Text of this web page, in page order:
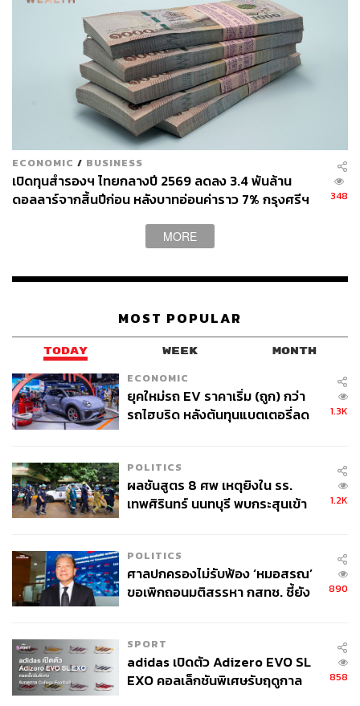
Congress) หรือเรียกย่อๆ ว่าพรรคคองเกรส ซึ่งเป็นพรรคฝ่าย
ค้านหลัก ที่ในอดีตเคยบริหารประเทศมานานถึง 77 ปี และ
ปัจจุบันอยู่ภายใต้การนำของ ราหุล คานธี บุตรชายอดีตนายก
รัฐมนตรีราจีฟ คานธี
โดยทางพรรคคองเกรสยังมีการจับมือกับพรรคฝ่ายค้านอื่นๆ
และพรรคสำคัญในภูมิภาคต่างๆ ทั้งหมดกว่า 20 พรรค รวม
กันเป็นพันธมิตรทางการเมืองภายใต้ชื่อ Indian National
Developmental Inclusive Alliance (INDIA) ซึ่งมีเป้าหมาย
เพื่อกอบกู้ประชาธิปไตยและเสรีภาพของประชาชน ซึ่งฝ่าย
ค้านมองว่าสูญเสียไปมากในยุคการปกครองของบีเจพี
อย่างไรก็ตาม สิ่งที่น่าจับตามองคือนโยบายของโมดีที่มุ่งเน้น
ถือเป็นประเทศที่ยึดถือแนวคิดรัฐโลกวิสัย (Secular State)
ขณะที่ศาสนาฮินดูถือเป็นศาสนาที่มีประชากรอินเดียนับถือ
มากที่สุดกว่า 79% โดยการเปลี่ยนจากแนวคิดรัฐโลกวิสัยไป
เป็นประเทศที่นับถือศาสนาฮินดูเป็นหลักอาจจะเป็นความ
ท้าทายสำคัญของโมดี หากชนะการเลือกตั้งและได้ครอง
ตำแหน่งต่ออีกสมัย
https://apnews.com/article/india-election-2024-explai
ner-41d7aa3131dc0c7e0df1ea4be6b6a4c7
https://www.nytimes.com/2024/03/16/world/asia/india
a-mammoth-election-explained-narendra-modi-bjp
https://www.reuters.com/world/india/indias-lok-sabha
-election-2024-what-you-need-know-2024-04-15/
n-2024-hnk-intl-dg/index.html
https://edition.cnn.com/2024/04/12/india/india-gener
al-election-explainer-intl-hnk/index.html
ECONOMIC / BUSINESS
เปิดทุนสำรองฯ ไทยกลางปี 2569 ลดลง 3.4 พันล้าน
ดอลลาร์จากสิ้นปีก่อน หลังบาทอ่อนค่าราว 7% กรุงศรีฯ
348
MORE
MOST POPULAR
TODAY WEEK MONTH
ECONOMIC
ยุคใหม่รถ EV ราคาเริ่ม (ถูก) กว่า
รถไฮบริด หลังต้นทุนแบตเตอรี่ลด
1.3K
POLITICS
ผลชันสูตร 8 ศพ เหตุยิงใน รร.
เทพศิรินทร์ นนทบุรี พบกระสุนเข้า
1.2K
POLITICS
ศาลปกครองไม่รับฟ้อง ‘หมอสรณ’
ขอเพิกถอนมติสรรหา กสทช. ชี้ยัง
890
SPORT
adidas เปิดตัว Adizero EVO SL
EXO คอลเล็กชันพิเศษรับฤดูกาล
858